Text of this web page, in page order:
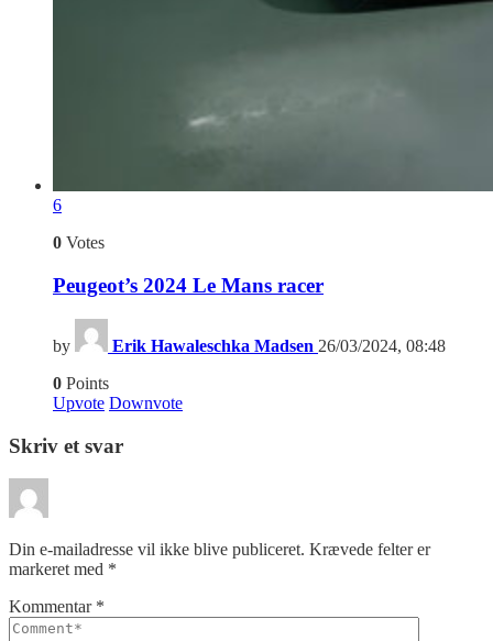
6
0 Votes
Peugeot’s 2024 Le Mans racer
by Erik Hawaleschka Madsen 26/03/2024, 08:48
0 Points
Upvote Downvote
Skriv et svar
Din e-mailadresse vil ikke blive publiceret. Krævede felter er
markeret med *
Kommentar *